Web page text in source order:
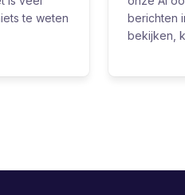
te weten
berichten
bekijken,